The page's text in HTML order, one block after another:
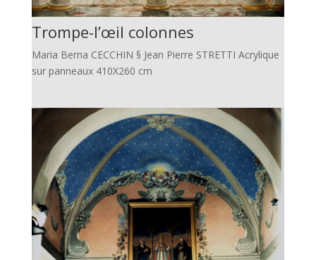
Trompe-l’œil colonnes
Maria Berna CECCHIN § Jean Pierre STRETTI Acrylique
sur panneaux 410X260 cm